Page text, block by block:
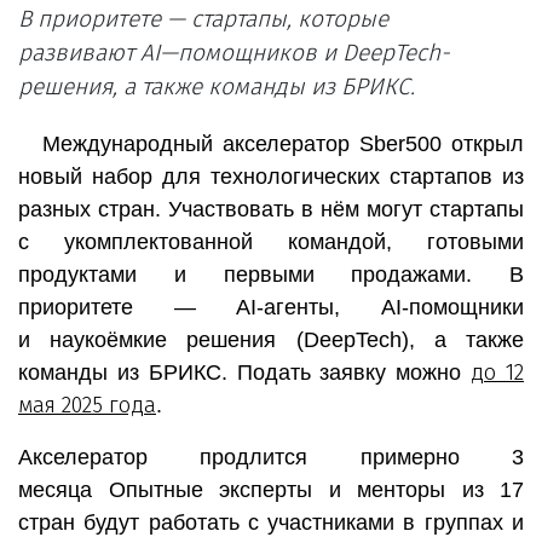
В приоритете— стартапы, которые
развивают AI—помощников и DeepTech-
решения, а также команды из БРИКС.
Международный акселератор Sber500 открыл
новый набор для технологических стартапов из
разных стран. Участвовать в нём могут стартапы
с укомплектованной командой, готовыми
продуктами и первыми продажами. В
приоритете — AI-агенты, AI-помощники
и наукоёмкие решения (DeepTech), а также
команды из БРИКС. Подать заявку можно до 12
мая 2025 года.
Акселератор продлится примерно 3
месяца Опытные эксперты и менторы из 17
стран будут работать с участниками в группах и